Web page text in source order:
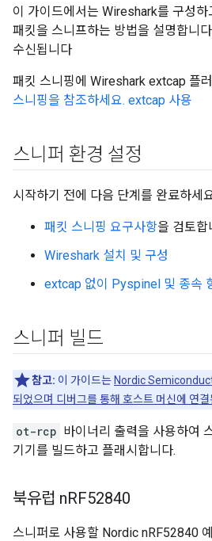
이 가이드에서는 Wireshark를 구성
패킷을 스니프하는 방법을 설명합니
수신됩니다
패킷 스니핑에 Wireshark extcap 플
스니핑을 참조하세요. extcap 사용
스니퍼 환경 설정
시작하기 전에 다음 단계를 완료하세
패킷 스니핑 요구사항을 검토합
Wireshark 설치 및 구성
extcap 없이 Pyspinel 및 종속
스니퍼 빌드
참고: 이 가이드는 Nordic
되었으며 디버그를 통해 호스트 머신에 연
ot-rcp 바이너리 출력을 사용하여
기기를 빌드하고 플래시합니다.
북유럽 nRF52840
스니퍼로 사용할 Nordic nRF52840